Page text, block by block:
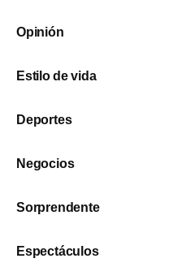
Opinión
Estilo de vida
Deportes
Negocios
Sorprendente
Espectáculos